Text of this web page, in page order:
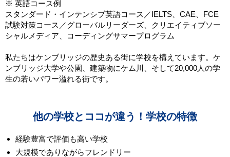
※ 英語コース例
スタンダード・インテンシブ英語コース／IELTS、CAE、FCE
試験対策コース／グローバルリーダーズ、クリエイティブソー
シャルメディア、コーディングサマープログラム
私たちはケンブリッジの歴史ある街に学校を構えています。ケ
ンブリッジ大学や公園、建築物にケム川、そして20,000人の学
生の若いパワー溢れる街です。
他の学校とココが違う！学校の特徴
経験豊富で評価も高い学校
大規模でありながらフレンドリー